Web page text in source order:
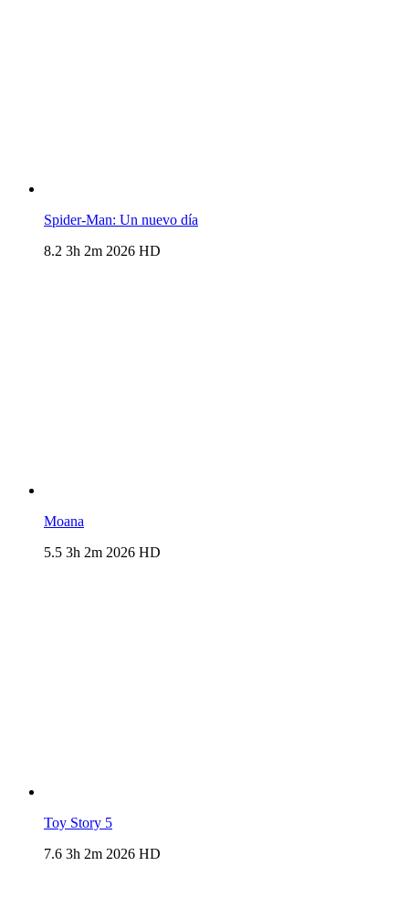
Spider-Man: Un nuevo día
8.2 3h 2m 2026 HD
Moana
5.5 3h 2m 2026 HD
Toy Story 5
7.6 3h 2m 2026 HD